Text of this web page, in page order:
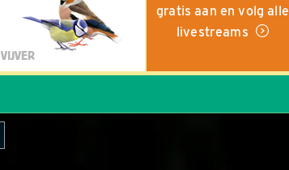
VIJVER
gratis aan en volg alle
livestreams